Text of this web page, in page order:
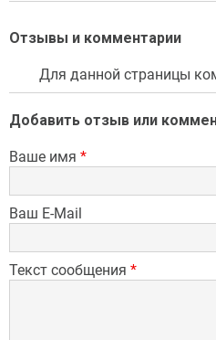
Отзывы и комментарии
Для данной страницы
Добавить отзыв или
Ваше имя *
Ваш E-Mail
Текст сообщения *